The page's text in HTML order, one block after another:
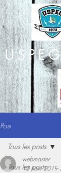
Post
Tous les posts
Tous les posts
webmaster
12 nov. 2019